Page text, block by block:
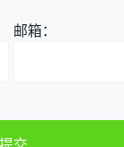
邮箱：